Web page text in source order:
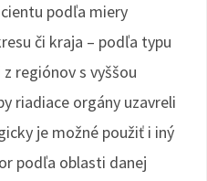
podľa miery
či kraja – podľa typu
regiónov s vyššou
riadiace orgány uzavreli
je možné použiť i iný
podľa oblasti danej